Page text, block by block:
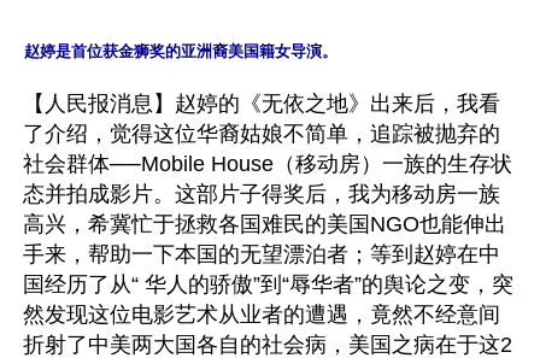
赵婷是首位获金狮奖的亚洲裔美国籍女导演。
【人民报消息】赵婷的《无依之地》出来后，我看
了介绍，觉得这位华裔姑娘不简单，追踪被抛弃的
社会群体──Mobile House（移动房）一族的生存状
态并拍成影片。这部片子得奖后，我为移动房一族
高兴，希冀忙于拯救各国难民的美国NGO也能伸出
手来，帮助一下本国的无望漂泊者；等到赵婷在中
国经历了从“ 华人的骄傲”到“辱华者”的舆论之变，突
然发现这位电影艺术从业者的遭遇，竟然不经意间
折射了中美两大国各自的社会病，美国之病在于这2